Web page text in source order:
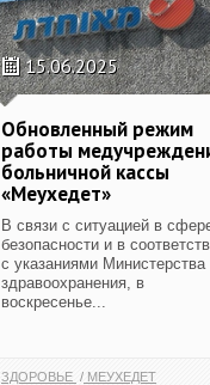
15.06.2025
Обновленный режим
работы
больничной кассы
«Меухедет»
В связи с ситуацией в
безопасности и в
с указаниями Министерства
здравоохранения, в
воскресенье...
ЗДОРОВЬЕ МЕУХЕДЕТ